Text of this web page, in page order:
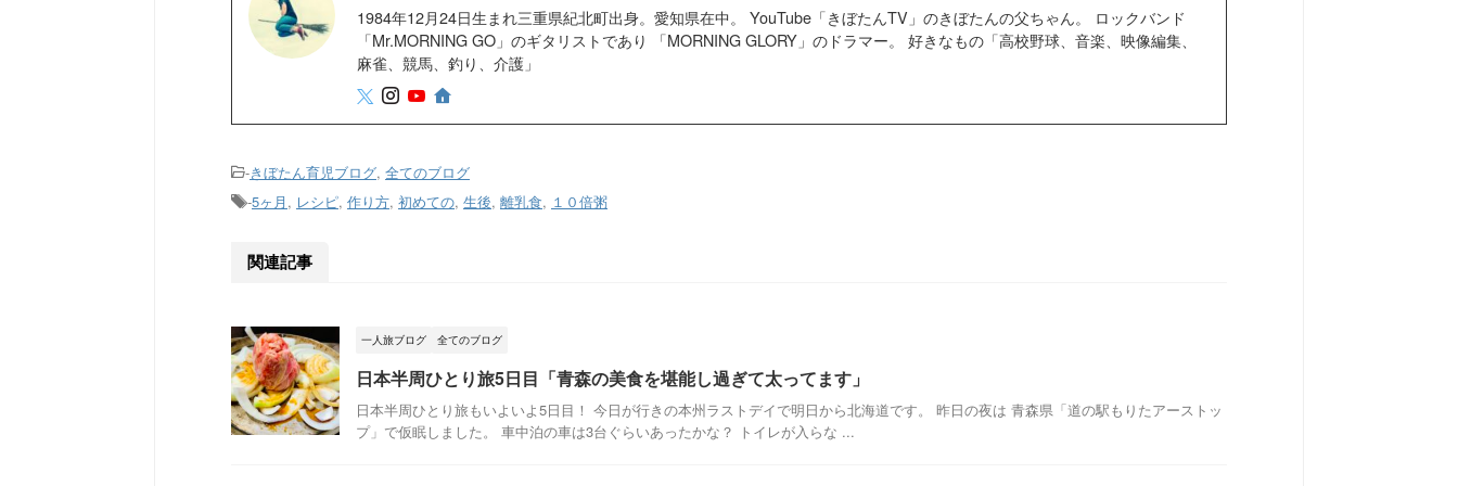
1984年12月24日生まれ三重県紀北町出身。愛知県在中。 YouTube「きぼたんTV」のきぼたんの父ちゃん。 ロックバンド
「Mr.MORNING GO」のギタリストであり 「MORNING GLORY」のドラマー。 好きなもの「高校野球、音楽、映像編集、
麻雀、競馬、釣り、介護」
-きぼたん育児ブログ, 全てのブログ
-5ヶ月 , レシピ, 作り方, 初めての, 生後, 離乳食, １０倍粥
関連記事
一人旅ブログ 全てのブログ
日本半周ひとり旅5日目「青森の美食を堪能し過ぎて太ってます」
日本半周ひとり旅もいよいよ5日目！ 今日が行きの本州ラストデイで明日から北海道です。 昨日の夜は 青森県「道の駅もりたアーストッ
プ」で仮眠しました。 車中泊の車は3台ぐらいあったかな？ トイレが入らな ...